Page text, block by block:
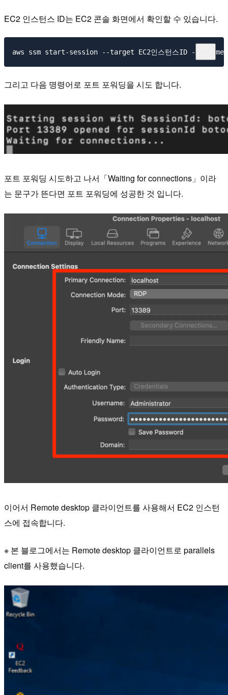
EC2 인스턴스 ID는 EC2 콘솔 화면에서 확인할 수 있습니다.
그리고 다음 명령어로 포트 포워딩을 시도 합니다.
포트 포워딩 시도하고 나서「Waiting for connections」이라
는 문구가 뜬다면 포트 포워딩에 성공한 것 입니다.
이어서 Remote desktop 클라이언트를 사용해서 EC2 인스턴
스에 접속합니다.
※ 본 블로그에서는 Remote desktop 클라이언트로 parallels
client를 사용했습니다.